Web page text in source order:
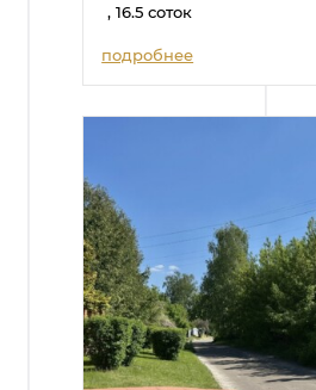
, 16.5 соток
подробнее